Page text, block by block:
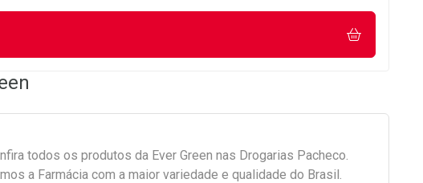
todos os produtos da Ever Green nas Drogarias Pacheco.
a Farmácia com a maior variedade e qualidade do Brasil.